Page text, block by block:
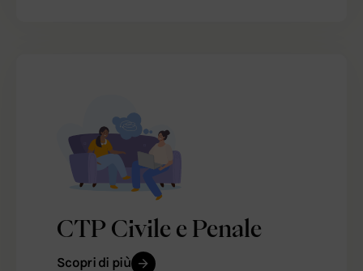
CTP Civile e Penale
Scopri di più